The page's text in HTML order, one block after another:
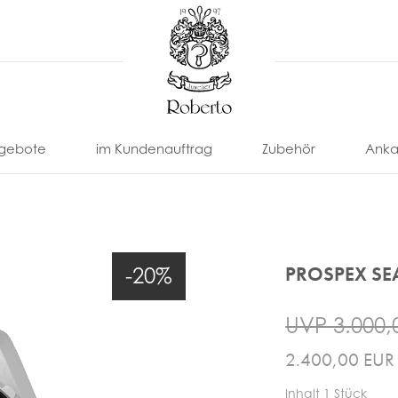
Eberhard
Locman
Louis
Picot
im Kundenauftrag Zubehör
Uhrenarmbänder
Uhrenbeweger
Uhrenbox
-20%
PROSPEX
UVP
2.400,00
Inhalt 1Stück